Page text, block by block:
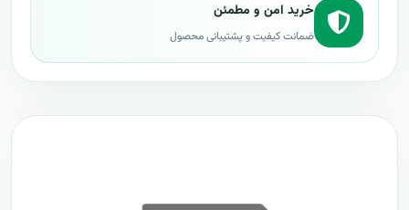
خرید امن و مطمئن
ضمانت کیفیت و پشتیبانی محصول